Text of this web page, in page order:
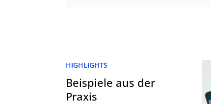
HIGHLIGHTS
Beispiele aus der
Praxis